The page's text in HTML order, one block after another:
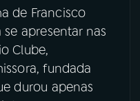
de Francisco
se apresentar nas
Clube,
fundada
durou apenas